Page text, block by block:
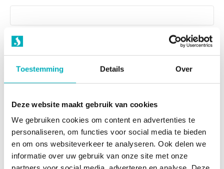
Toestemming Details Over
Deze website maakt gebruik van cookies
We gebruiken cookies om content en advertenties te
personaliseren, om functies voor social media te bieden
en om ons websiteverkeer te analyseren. Ook delen we
informatie over uw gebruik van onze site met onze
E-mail